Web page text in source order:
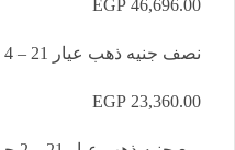
46,696.00 EGP
نصف جنيه ذهب عيار 21 – 4 جرام
23,360.00 EGP